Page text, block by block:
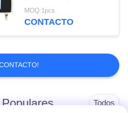
portátil de la dureza de
Digitaces alta
MOQ:1pcs
CONTACTO
Todos